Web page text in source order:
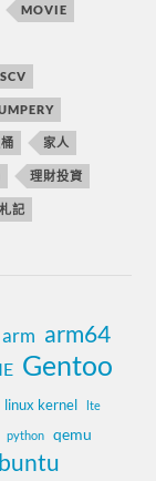
MOVIE
家人
理財投資
記
arm arm64
Gentoo
linux kernel lte
python qemu